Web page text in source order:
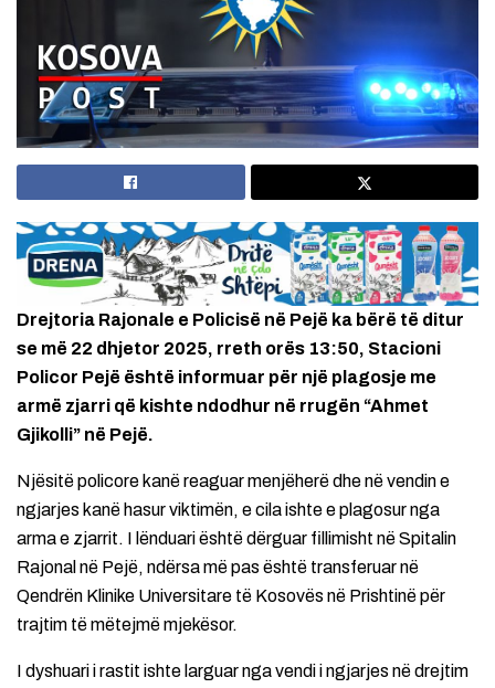
Drejtoria Rajonale e Policisë në Pejë ka bërë të ditur
se më 22 dhjetor 2025, rreth orës 13:50, Stacioni
Policor Pejë është informuar për një plagosje me
armë zjarri që kishte ndodhur në rrugën “Ahmet
Gjikolli” në Pejë.
Njësitë policore kanë reaguar menjëherë dhe në vendin e
ngjarjes kanë hasur viktimën, e cila ishte e plagosur nga
arma e zjarrit. I lënduari është dërguar fillimisht në Spitalin
Rajonal në Pejë, ndërsa më pas është transferuar në
Qendrën Klinike Universitare të Kosovës në Prishtinë për
trajtim të mëtejmë mjekësor.
I dyshuari i rastit ishte larguar nga vendi i ngjarjes në drejtim